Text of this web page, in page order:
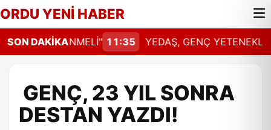
ORDU YENİ HABER
SON DAKİKA 11:35 YEDAŞ, GENÇ YETENEKLERİ
GENÇ, 23 YIL SONRA
DESTAN YAZDI!